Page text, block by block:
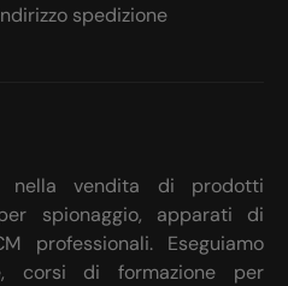
spedizione
nella vendita di prodotti
spionaggio, apparati di
professionali. Eseguiamo
corsi di formazione per